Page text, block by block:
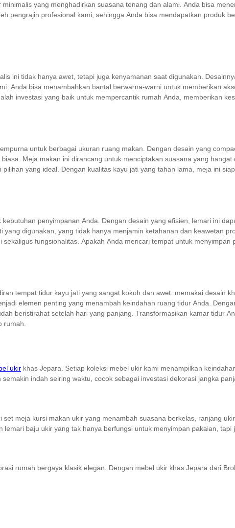
yang menghadirkan suasana tenang dan alami. Anda bisa
pengrajin profesional kami, sehingga Anda bisa mendapatkan produk
ini tidak hanya awet, tetapi juga kenyamanan saat digunakan.
Anda bisa menambahkan bantal berwarna-warni untuk memberikan
investasi yang baik untuk mempercantik rumah Anda, memberikan
untuk berbagai ukuran ruang makan. Dengan desain yang
Meja makan ini dirancang untuk menciptakan suasana yang
yang ideal. Dengan kualitas kayu jati yang tahan lama, meja ini
penyimpanan Anda. Dengan desain yang efisien, lemari ini
digunakan, yang tidak hanya menjamin ketahanan dan keawetan
fungsionalitas. Apakah Anda mencari tempat untuk
tempat tidur kayu jati yang sangat kokoh dan awet. memakai desain
elemen penting yang menambah keindahan ruang tidur Anda.
beristirahat setelah hari yang panjang. Transformasikan kamar tidur
rumah.
ukir khas Jepara. Setiap koleksi mebel ukir kami menampilkan
indah seiring waktu, cocok sebagai investasi dekorasi jangka
meja kursi makan ukir yang menambah suasana berkelas, ranjang
baju ukir yang tak hanya berfungsi untuk menyimpan pakaian, tapi
rumah bergaya klasik elegan. Dengan mebel ukir khas Jepara dari